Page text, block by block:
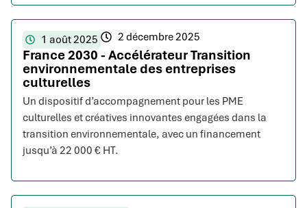
1 août 2025 2 décembre 2025
France 2030 - Accélérateur Transition
environnementale des entreprises
culturelles
Un dispositif d’accompagnement pour les PME
culturelles et créatives innovantes engagées dans la
transition environnementale, avec un financement
jusqu’à 22 000 € HT.